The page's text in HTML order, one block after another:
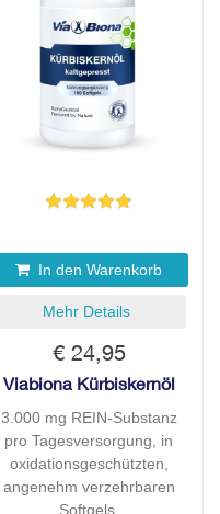
In den Warenkorb
Mehr Details
€ 24,95
Viabiona Kürbiskernöl
3.000 mg REIN-Substanz
pro Tagesversorgung, in
oxidationsgeschützten,
angenehm verzehrbaren
Softgels.